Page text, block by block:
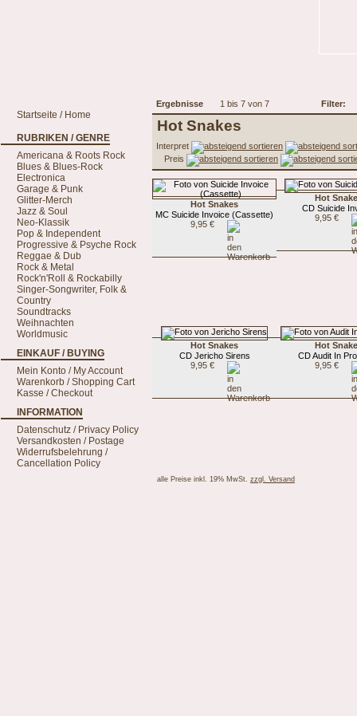
Ergebnisse 1 bis 7 von 7 Filter:
Startseite / Home
RUBRIKEN / GENRE
Americana & Roots Rock
Blues & Blues-Rock
Electronica
Garage & Punk
Glitter-Merch
Jazz & Soul
Neo-Klassik
Pop & Independent
Progressive & Psyche Rock
Reggae & Dub
Rock & Metal
Rock'n'Roll & Rockabilly
Singer-Songwriter, Folk &
Country
Soundtracks
Weihnachten
Worldmusic
EINKAUF / BUYING
Mein Konto / My Account
Warenkorb / Shopping Cart
Kasse / Checkout
INFORMATION
Datenschutz / Privacy Policy
Versandkosten / Postage
Widerrufsbelehrung /
Cancellation Policy
Hot Snakes
Interpret
Preis
Hot Snakes
MC Suicide Invoice (Cassette)
9,95 €
Hot
CD Suicide
9,95 €
Hot Snakes
CD Jericho Sirens
9,95 €
Hot
CD Audit In
9,95 €
alle Preise inkl. 19% MwSt. zzgl. Versand